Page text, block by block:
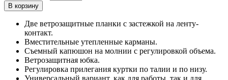
В корзину
Две ветрозащитные планки с застежкой на ленту-
контакт.
Вместительные утепленные карманы.
Съемный капюшон на молнии с регулировкой объема.
Ветрозащитная юбка.
Регулировка прилегания куртки по талии и по низу.